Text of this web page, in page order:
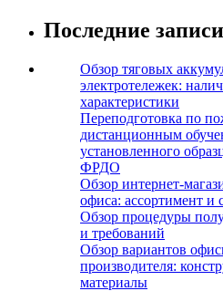
Последние записи
Обзор тяговых
электротележек:
характеристики
Переподготовка по
дистанционным
установленного
ФРДО
Обзор интернет-
офиса: ассортимент и
Обзор процедуры
и требований
Обзор вариантов
производителя:
материалы